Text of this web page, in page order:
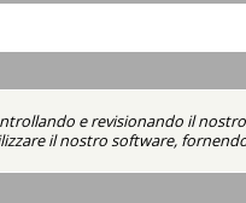
e revisionando il
il nostro software,